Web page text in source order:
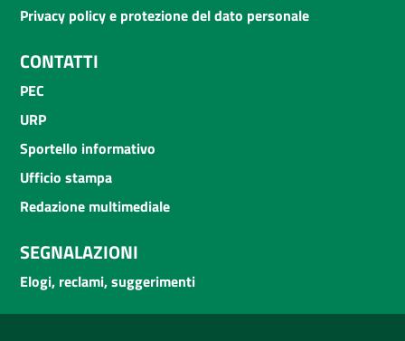
Privacy policy e protezione del dato personale
CONTATTI
PEC
URP
Sportello informativo
Ufficio stampa
Redazione multimediale
SEGNALAZIONI
Elogi, reclami, suggerimenti